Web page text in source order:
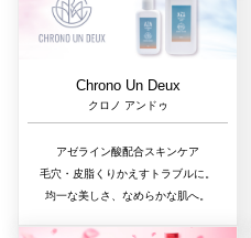
Chrono Un Deux
クロノ アンドゥ
アゼライン酸配合スキンケア
毛穴・皮脂くりかえすトラブルに。
均一な美しさ、なめらかな肌へ。